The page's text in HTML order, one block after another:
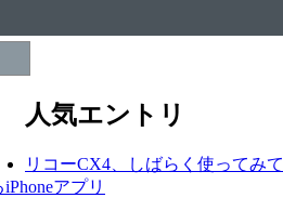
人気エントリ
リコーCX4、しばらく使ってみて
アプリ